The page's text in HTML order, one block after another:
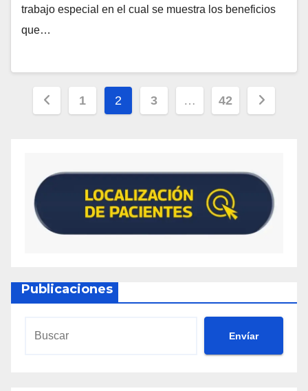
trabajo especial en el cual se muestra los beneficios
que…
1 2 3 … 42
Publicaciones
Envíar